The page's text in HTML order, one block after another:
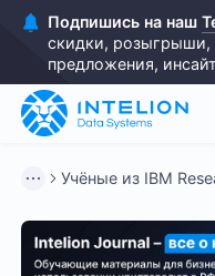
Подпишись на наш
скидки, розыгрыши,
предложения,
Учёные из IBM